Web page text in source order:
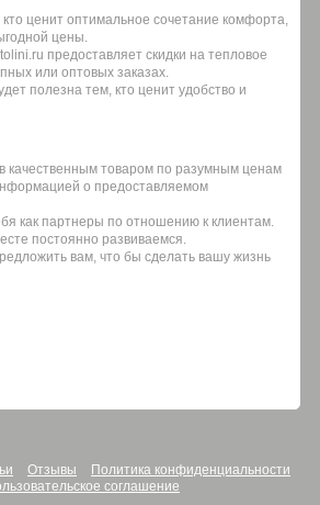
ценит оптимальное сочетание комфорта,
цены.
предоставляет скидки на тепловое
или оптовых заказах.
полезна тем, кто ценит удобство и
качественным товаром по разумным ценам
о предоставляемом
как партнеры по отношению к клиентам.
постоянно развиваемся.
вам, что бы сделать вашу жизнь
Отзывы
Политика конфиденциальности
соглашение